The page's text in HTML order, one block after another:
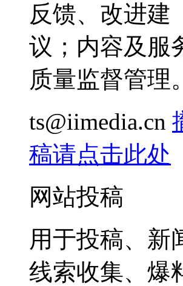
反馈、改进建
议；内容及服
质量监督管理。
ts@iimedia.cn
稿请点击此处
网站投稿
用于投稿、新
线索收集、爆